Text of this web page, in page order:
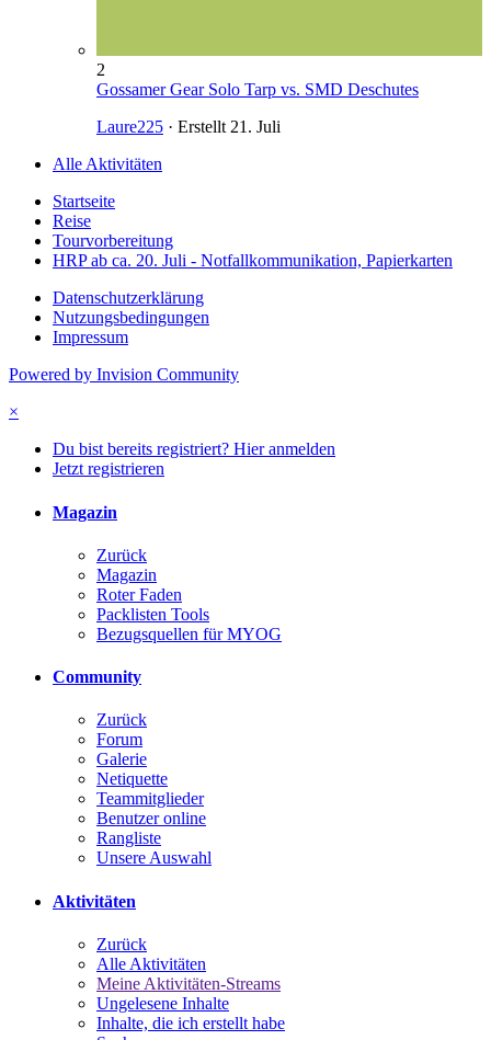
2
Gossamer Gear Solo Tarp vs. SMD Deschutes
Laure225 · Erstellt 21. Juli
Alle Aktivitäten
Startseite
Reise
Tourvorbereitung
HRP ab ca. 20. Juli - Notfallkommunikation, Papierkarten
Datenschutzerklärung
Nutzungsbedingungen
Impressum
Powered by Invision Community
×
Du bist bereits registriert? Hier anmelden
Jetzt registrieren
Magazin
Zurück
Magazin
Roter Faden
Packlisten Tools
Bezugsquellen für MYOG
Community
Zurück
Forum
Galerie
Netiquette
Teammitglieder
Benutzer online
Rangliste
Unsere Auswahl
Aktivitäten
Zurück
Alle Aktivitäten
Meine Aktivitäten-Streams
Ungelesene Inhalte
Inhalte, die ich erstellt habe